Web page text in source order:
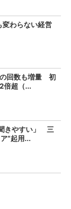
変わらない経営
回数も増量 初
倍超（...
きやすい」 三
”起用...